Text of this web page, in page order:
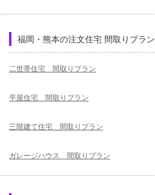
福岡・熊本の注文住宅 間取りプラン
二世帯住宅 間取りプラン
平屋住宅 間取りプラン
三階建て住宅 間取りプラン
ガレージハウス 間取りプラン